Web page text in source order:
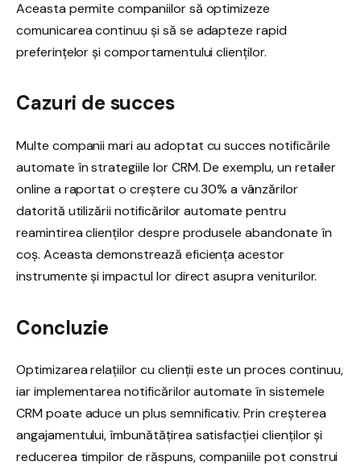
Aceasta permite companiilor să optimizeze
comunicarea continuu și să se adapteze rapid
preferințelor și comportamentului clienților.
Cazuri de succes
Multe companii mari au adoptat cu succes notificările
automate în strategiile lor CRM. De exemplu, un retailer
online a raportat o creștere cu 30% a vânzărilor
datorită utilizării notificărilor automate pentru
reamintirea clienților despre produsele abandonate în
coș. Aceasta demonstrează eficiența acestor
instrumente și impactul lor direct asupra veniturilor.
Concluzie
Optimizarea relațiilor cu clienții este un proces continuu,
iar implementarea notificărilor automate în sistemele
CRM poate aduce un plus semnificativ. Prin creșterea
angajamentului, îmbunătățirea satisfacției clienților și
reducerea timpilor de răspuns, companiile pot construi